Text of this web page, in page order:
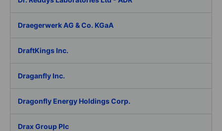
Draegerwerk AG & Co. KGaA
DraftKings Inc.
Draganfly Inc.
Dragonfly Energy Holdings Corp.
Drax Group Plc